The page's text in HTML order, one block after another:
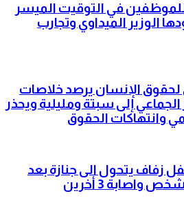
في التوقيت الميسر
الوزير الميداوي وتجارب
الإنسان يرصد خلاصات
الجماعي إلى سبتة ومليلية ويحذر
وانتهاكات الحقوق
يتحول الى جنازة بعد
واصابة 3 أخرين